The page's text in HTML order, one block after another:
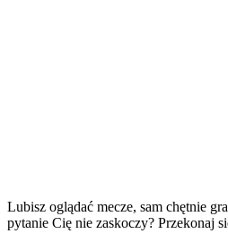
Lubisz oglądać mecze, sam chętnie
pytanie Cię nie zaskoczy? Przekonaj